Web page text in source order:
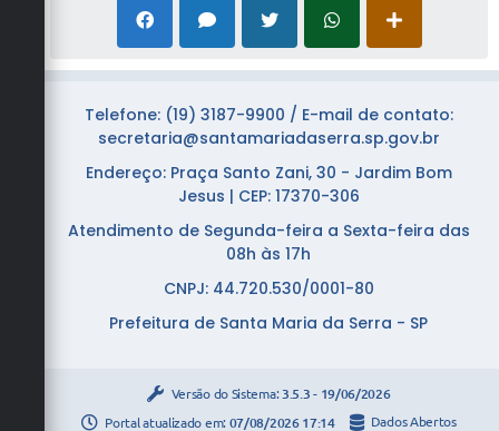
Telefone: (19) 3187-9900 / E-mail de contato:
secretaria@santamariadaserra.sp.gov.br
Endereço: Praça Santo Zani, 30 - Jardim Bom
Jesus | CEP: 17370-306
Atendimento de Segunda-feira a Sexta-feira das
08h às 17h
CNPJ: 44.720.530/0001-80
Prefeitura de Santa Maria da Serra - SP
Versão do Sistema: 3.5.3 - 19/06/2026
Portal atualizado em: 07/08/2026 17:14 Dados Abertos